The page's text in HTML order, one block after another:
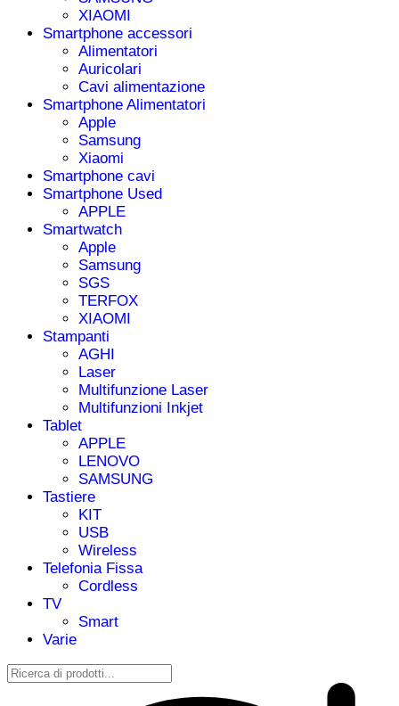
XIAOMI
Smartphone accessori
Alimentatori
Auricolari
Cavi alimentazione
Smartphone Alimentatori
Apple
Samsung
Xiaomi
Smartphone cavi
Smartphone Used
APPLE
Smartwatch
Apple
Samsung
SGS
TERFOX
XIAOMI
Stampanti
AGHI
Laser
Multifunzione Laser
Multifunzioni Inkjet
Tablet
APPLE
LENOVO
SAMSUNG
Tastiere
KIT
USB
Wireless
Telefonia Fissa
Cordless
TV
Smart
Varie